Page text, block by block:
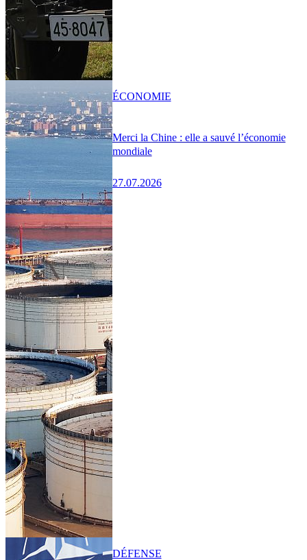
Merci la Chine : elle a sauvé l’économie
mondiale
27.07.2026
ÉCONOMIE
DÉFENSE